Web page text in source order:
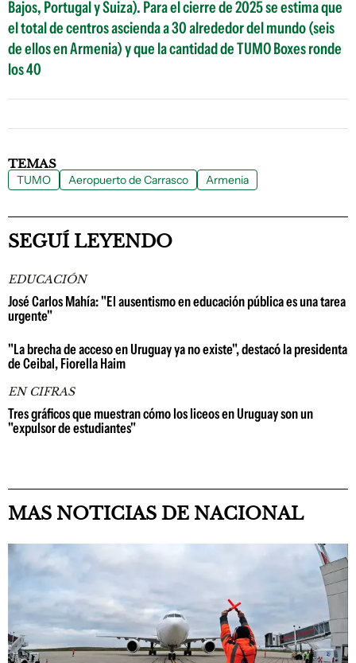
Bajos, Portugal y Suiza). Para el cierre de 2025 se estima que
el total de centros ascienda a 30 alrededor del mundo (seis
de ellos en Armenia) y que la cantidad de TUMO Boxes ronde
los 40
TEMAS
TUMO Aeropuerto de Carrasco Armenia
SEGUÍ LEYENDO
EDUCACIÓN
José Carlos Mahía: "El ausentismo en educación pública es una tarea
urgente"
"La brecha de acceso en Uruguay ya no existe", destacó la presidenta
de Ceibal, Fiorella Haim
EN CIFRAS
Tres gráficos que muestran cómo los liceos en Uruguay son un
"expulsor de estudiantes"
MAS NOTICIAS DE NACIONAL